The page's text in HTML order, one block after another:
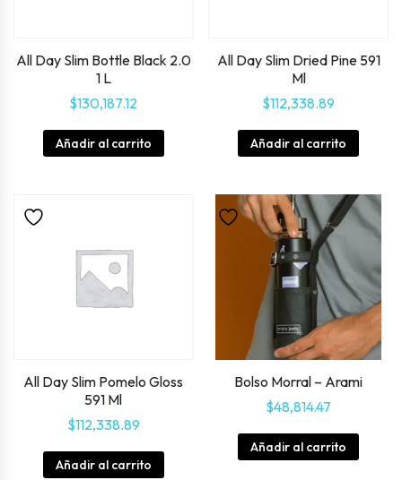
All Day Slim Bottle Black 2.0
1 L
$130,187.12
Añadir al carrito
All Day Slim Dried Pine 591
Ml
$112,338.89
Añadir al carrito
All Day Slim Pomelo Gloss
591 Ml
$112,338.89
Añadir al carrito
Bolso Morral – Arami
$48,814.47
Añadir al carrito